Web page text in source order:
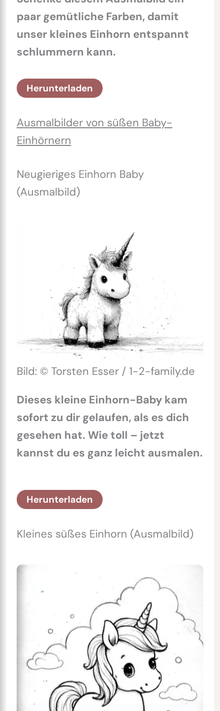
paar gemütliche Farben, damit
unser kleines Einhorn entspannt
schlummern kann.
Herunterladen
Ausmalbilder von süßen Baby-
Einhörnern
Neugieriges Einhorn Baby
(Ausmalbild)
Bild: © Torsten Esser / 1-2-family.de
Dieses kleine Einhorn-Baby kam
sofort zu dir gelaufen, als es dich
gesehen hat. Wie toll – jetzt
kannst du es ganz leicht ausmalen.
Herunterladen
Kleines süßes Einhorn (Ausmalbild)